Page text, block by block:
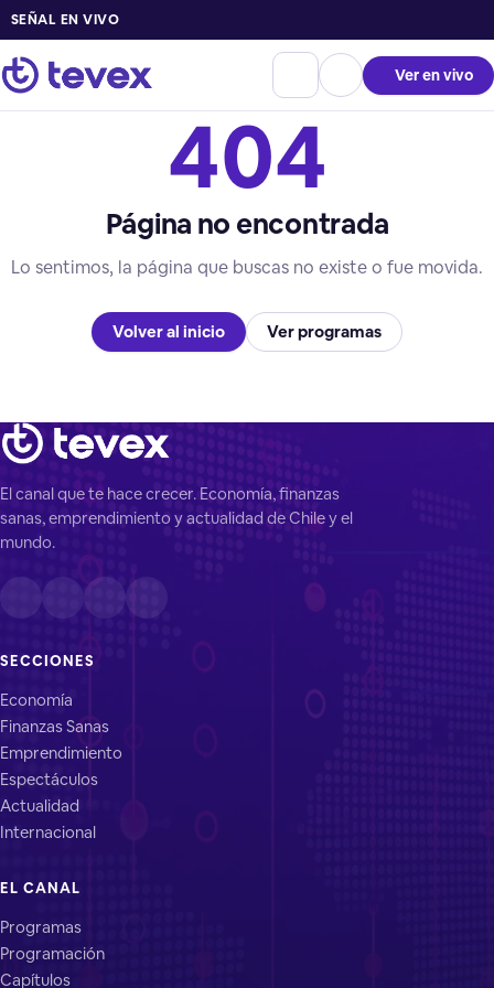
SEÑAL EN VIVO
Ver en vivo
404
Página no encontrada
Lo sentimos, la página que buscas no existe o fue movida.
Volver al inicio Ver programas
El canal que te hace crecer. Economía, finanzas
sanas, emprendimiento y actualidad de Chile y el
mundo.
SECCIONES
Economía
Finanzas Sanas
Emprendimiento
Espectáculos
Actualidad
Internacional
EL CANAL
Programas
Programación
Capítulos